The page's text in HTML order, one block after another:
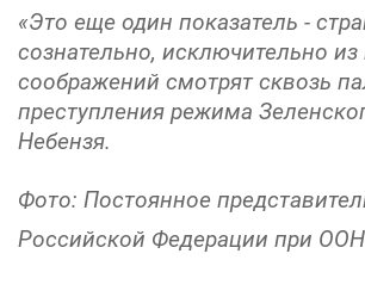
«Это еще один показатель -
сознательно, исключительно
соображений смотрят сквозь
преступления режима
Небензя.
Фото: Постоянное
Российской Федерации при